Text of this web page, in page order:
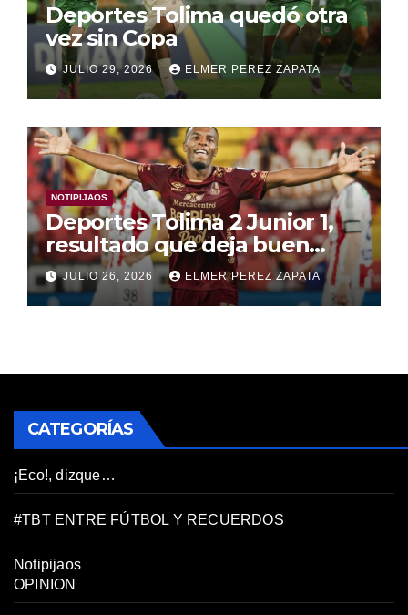
Deportes Tolima quedó otra
vez sin Copa
JULIO 29, 2026 ELMER PEREZ ZAPATA
NOTIPIJAOS
Deportes Tolima 2 Junior 1,
resultado que deja buen
mensaje y buenas
sensaciones
JULIO 26, 2026 ELMER PEREZ ZAPATA
CATEGORÍAS
¡Eco!, dizque…
#TBT ENTRE FÚTBOL Y RECUERDOS
Notipijaos
OPINION